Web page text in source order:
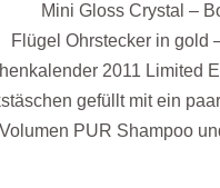
Mini Gloss Crystal –
Flügel Ohrstecker in gold
2011 Limited
gefüllt mit ein
PUR Shampoo